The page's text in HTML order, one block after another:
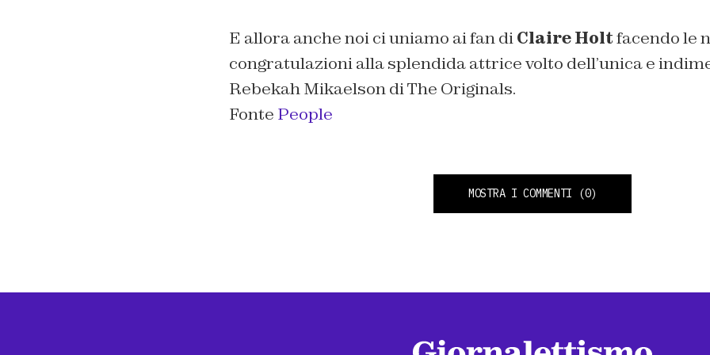
E allora anche noi ci uniamo ai fan diClaire Holtfacendo le
congratulazioni alla splendida attrice volto dell’unica e
Rebekah Mikaelson di The Originals.
Fonte People
MOSTRA I COMMENTI (0)